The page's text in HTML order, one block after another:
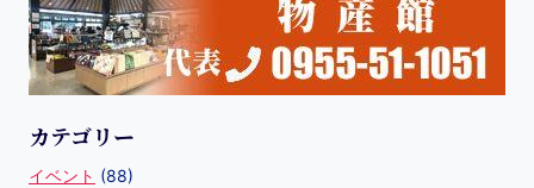
カテゴリー
イベント (88)